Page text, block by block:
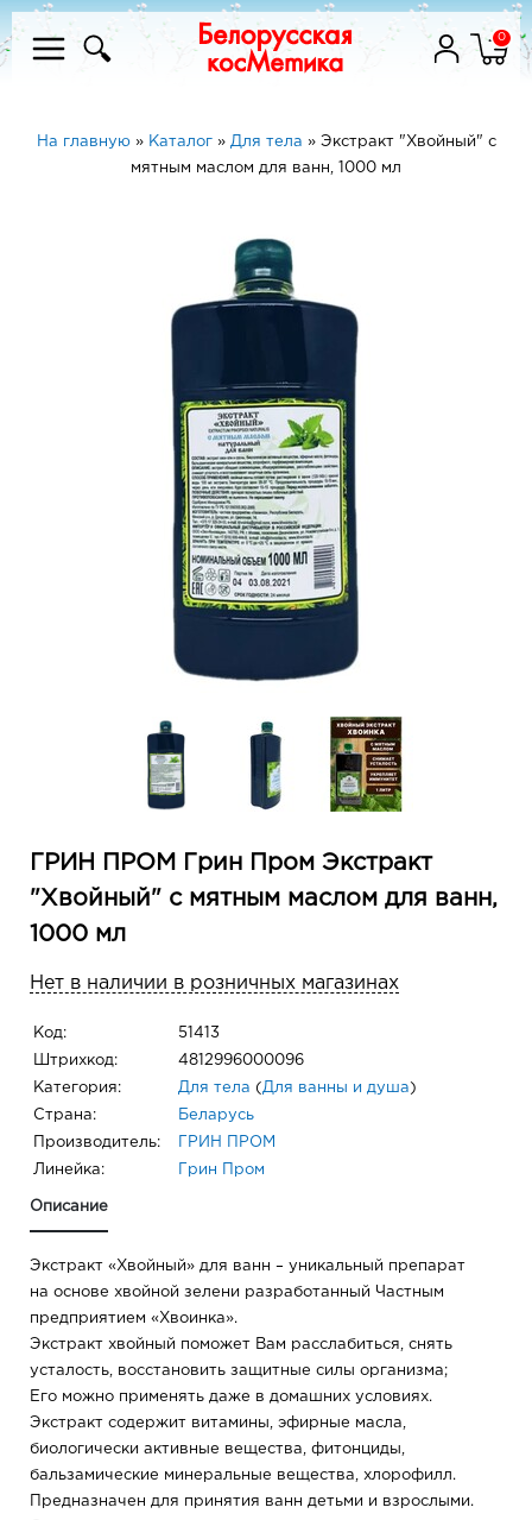
0
На главную» Каталог» Для тела » Экстракт "Хвойный" с
мятным маслом для ванн, 1000 мл
ГРИН ПРОМ Грин Пром Экстракт
"Хвойный" с мятным маслом для ванн,
1000 мл
Нет в наличии в розничных магазинах
Код: 51413
Штрихкод: 4812996000096
Категория: Для тела ( Для ванны и душа )
Страна: Беларусь
Производитель: ГРИН ПРОМ
Линейка: Грин Пром
Описание
Экстракт «Хвойный» для ванн – уникальный препарат
на основе хвойной зелени разработанный Частным
предприятием «Хвоинка».
Экстракт хвойный поможет Вам расслабиться, снять
усталость, восстановить защитные силы организма;
Его можно применять даже в домашних условиях.
Экстракт содержит витамины, эфирные масла,
биологически активные вещества, фитонциды,
бальзамические минеральные вещества, хлорофилл.
Предназначен для принятия ванн детьми и взрослыми.